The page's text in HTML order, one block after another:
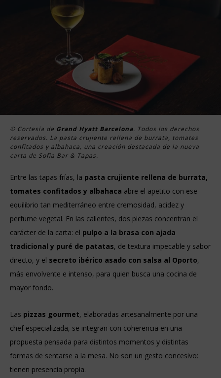
© Cortesía de Grand Hyatt Barcelona. Todos los derechos
reservados. La pasta crujiente rellena de burrata, tomates
confitados y albahaca, una creación destacada de la nueva
carta de Sofia Bar & Tapas.
Entre las tapas frías, la pasta crujiente rellena de burrata,
tomates confitados y albahaca abre el apetito con ese
equilibrio tan mediterráneo entre cremosidad, acidez y
perfume vegetal. En las calientes, dos piezas concentran el
carácter de la carta: el pulpo a la brasa con ajada
tradicional y puré de patatas, de textura impecable y sabor
directo, y el secreto ibérico asado con salsa al Oporto,
más envolvente e intenso, para quien busca una cocina de
mayor fondo.
Las pizzas gourmet, elaboradas artesanalmente por una
chef especializada, se integran con coherencia en una
propuesta pensada para distintos momentos y distintas
formas de sentarse a la mesa. No son un gesto concesivo:
tienen presencia propia.